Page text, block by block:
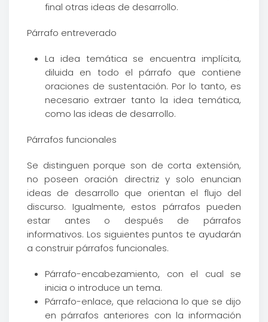
final otras ideas de desarrollo.
Párrafo entreverado
La idea temática se encuentra implícita,
diluida en todo el párrafo que contiene
oraciones de sustentación. Por lo tanto, es
necesario extraer tanto la idea temática,
como las ideas de desarrollo.
Párrafos funcionales
Se distinguen porque son de corta extensión,
no poseen oración directriz y solo enuncian
ideas de desarrollo que orientan el flujo del
discurso. Igualmente, estos párrafos pueden
estar antes o después de párrafos
informativos. Los siguientes puntos te ayudarán
a construir párrafos funcionales.
Párrafo-encabezamiento, con el cual se
inicia o introduce un tema.
Párrafo-enlace, que relaciona lo que se dijo
en párrafos anteriores con la información